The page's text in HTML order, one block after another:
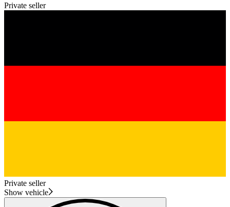
Private seller
Private seller
Show vehicle